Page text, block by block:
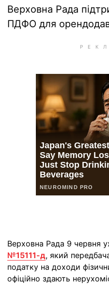
Верховна Рада
ПДФО для
Верховна Рада 9 червня
№15111-д, який
податку на доходи
офіційно здають